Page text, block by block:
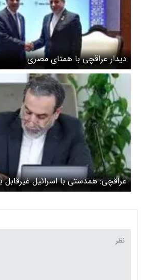
دیدار عراقچی با همتای مصری
عراقچی: همدستی با اسرائیل